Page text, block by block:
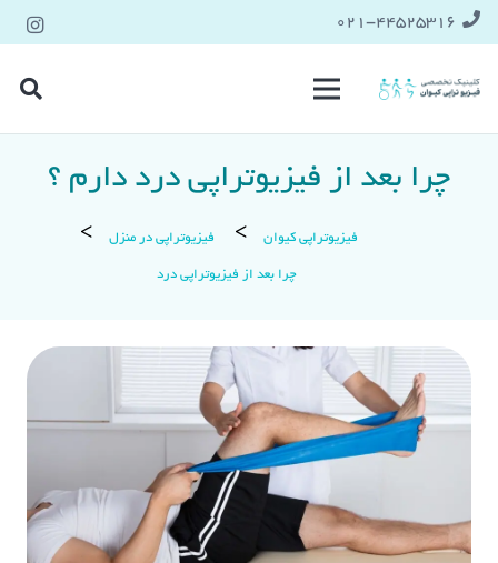
021-۴۴۵۲۵۳۱۶
چرا بعد از فیزیوتراپی درد دارم ؟
فیزیوتراپی کیوان فیزیوتراپی در منزل
چرا بعد از فیزیوتراپی درد